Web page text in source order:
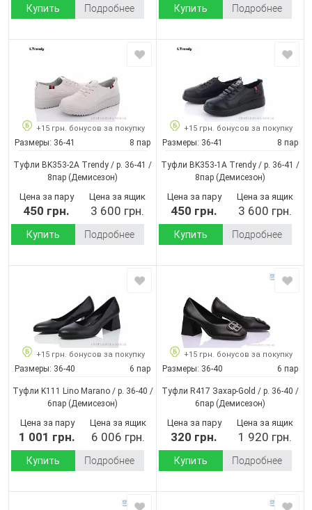
Купить Подробнее Купить Подробнее
+15 грн. бонусов за покупку
Размеры: 36-41 8 пар
Туфли BK353-2A Trendy / p. 36-41 /
8пар (Демисезон)
Цена за пару
450 грн.
Цена за ящик
3 600 грн.
Купить Подробнее
+15 грн. бонусов за покупку
Размеры: 36-41 8 пар
Туфли BK353-1A Trendy / p. 36-41 /
8пар (Демисезон)
Цена за пару
450 грн.
Цена за ящик
3 600 грн.
Купить Подробнее
+15 грн. бонусов за покупку
Размеры: 36-40 6 пар
Туфли K111 Lino Marano / p. 36-40 /
6пар (Демисезон)
Цена за пару
1 001 грн.
Цена за ящик
6 006 грн.
Купить Подробнее
+15 грн. бонусов за покупку
Размеры: 36-40 6 пар
Туфли R417 Захар-Gold / p. 36-40 /
6пар (Демисезон)
Цена за пару
320 грн.
Цена за ящик
1 920 грн.
Купить Подробнее